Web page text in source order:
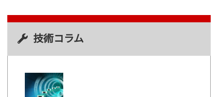
技術コラム